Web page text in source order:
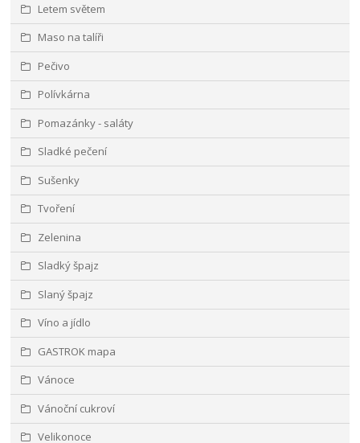
Letem světem
Maso na talíři
Pečivo
Polívkárna
Pomazánky - saláty
Sladké pečení
Sušenky
Tvoření
Zelenina
Sladký špajz
Slaný špajz
Víno a jídlo
GASTROK mapa
Vánoce
Vánoční cukroví
Velikonoce